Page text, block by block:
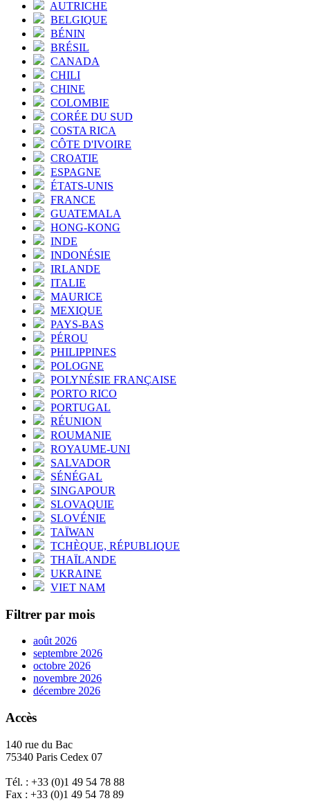
AUTRICHE
BELGIQUE
BÉNIN
BRÉSIL
CANADA
CHILI
CHINE
COLOMBIE
CORÉE DU SUD
COSTA RICA
CÔTE D'IVOIRE
CROATIE
ESPAGNE
ÉTATS-UNIS
FRANCE
GUATEMALA
HONG-KONG
INDE
INDONÉSIE
IRLANDE
ITALIE
MAURICE
MEXIQUE
PAYS-BAS
PÉROU
PHILIPPINES
POLOGNE
POLYNÉSIE FRANÇAISE
PORTO RICO
PORTUGAL
RÉUNION
ROUMANIE
ROYAUME-UNI
SALVADOR
SÉNÉGAL
SINGAPOUR
SLOVAQUIE
SLOVÉNIE
TAÏWAN
TCHÈQUE, RÉPUBLIQUE
THAÏLANDE
UKRAINE
VIET NAM
Filtrer par mois
août 2026
septembre 2026
octobre 2026
novembre 2026
décembre 2026
Accès
140 rue du Bac
75340 Paris Cedex 07
Tél. : +33 (0)1 49 54 78 88
Fax : +33 (0)1 49 54 78 89